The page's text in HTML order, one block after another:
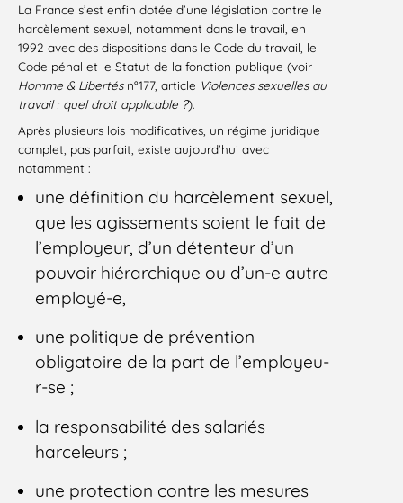
La France s’est enfin dotée d’une législation contre le
harcèlement sexuel, notamment dans le travail, en
1992 avec des dispositions dans le Code du travail, le
Code pénal et le Statut de la fonction publique (voir
Homme & Libertés n°177, article Violences sexuelles au
travail : quel droit applicable ?).
Après plusieurs lois modificatives, un régime juridique
complet, pas parfait, existe aujourd’hui avec
notamment :
une définition du harcèlement sexuel,
que les agissements soient le fait de
l’employeur, d’un détenteur d’un
pouvoir hiérarchique ou d’un-e autre
employé-e,
une politique de prévention
obligatoire de la part de l’employeu-
r-se ;
la responsabilité des salariés
harceleurs ;
une protection contre les mesures